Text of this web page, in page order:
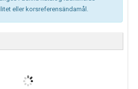
eller korsreferensändamål.